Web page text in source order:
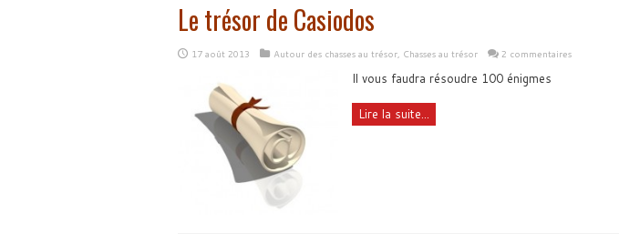
Le trésor de Casiodos
17 août 2013 Autour des chasses au trésor, Chasses au trésor 2 commentaires
Il vous faudra résoudre 100 énigmes
Lire la suite...